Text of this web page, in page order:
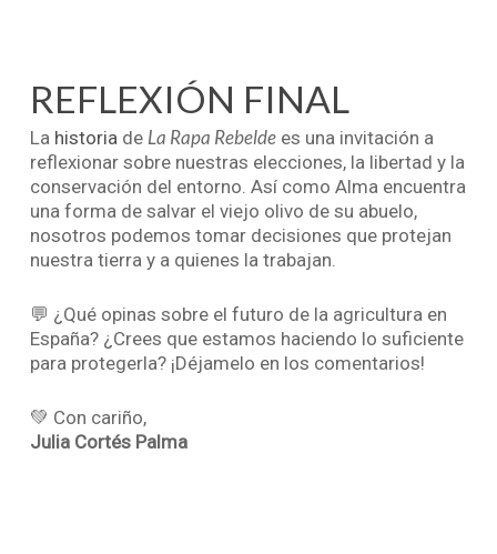
REFLEXIÓN FINAL
La historiade La Rapa Rebeldees una invitación a
reflexionar sobre nuestras elecciones, la libertad y la
conservación del entorno. Así como Alma encuentra
una forma de salvar el viejo olivo de su abuelo,
nosotros podemos tomar decisiones que protejan
nuestra tierra y a quienes la trabajan.
💬 ¿Qué opinas sobre el futuro de la agricultura en
España? ¿Crees que estamos haciendo lo suficiente
para protegerla? ¡Déjamelo en los comentarios!
💚 Con cariño,
Julia Cortés Palma